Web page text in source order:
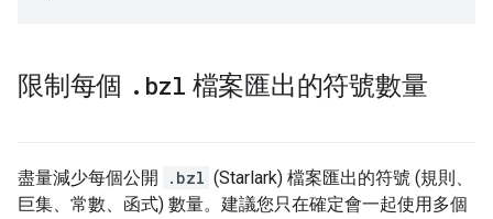
限制每個 . bzl 檔案匯出的符號數量
盡量減少每個公開 .bzl (Starlark) 檔案匯出的符號 (規則、
巨集、常數、函式) 數量。建議您只在確定會一起使用多個